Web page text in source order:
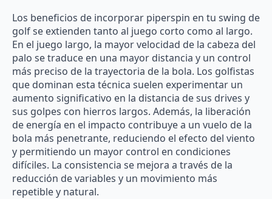
Los beneficios de incorporar piperspin en tu swing de
golf se extienden tanto al juego corto como al largo.
En el juego largo, la mayor velocidad de la cabeza del
palo se traduce en una mayor distancia y un control
más preciso de la trayectoria de la bola. Los golfistas
que dominan esta técnica suelen experimentar un
aumento significativo en la distancia de sus drives y
sus golpes con hierros largos. Además, la liberación
de energía en el impacto contribuye a un vuelo de la
bola más penetrante, reduciendo el efecto del viento
y permitiendo un mayor control en condiciones
difíciles. La consistencia se mejora a través de la
reducción de variables y un movimiento más
repetible y natural.